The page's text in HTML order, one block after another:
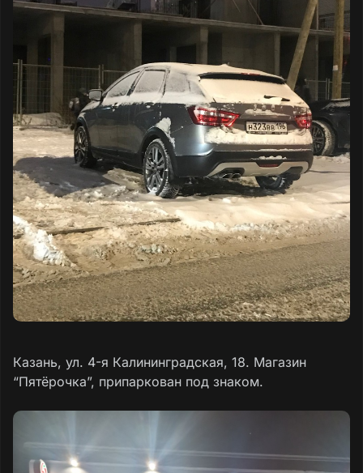
Казань, ул. 4-я Калининградская, 18. Магазин
“Пятёрочка”, припаркован под знаком.